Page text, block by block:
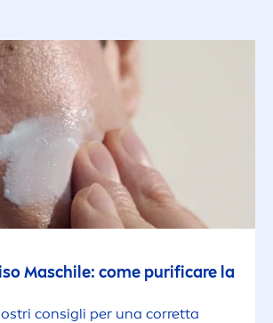
Maschile: come purificare la
consigli per una corretta